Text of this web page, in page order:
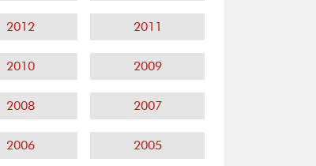
2012 2011
2010 2009
2008 2007
2006 2005